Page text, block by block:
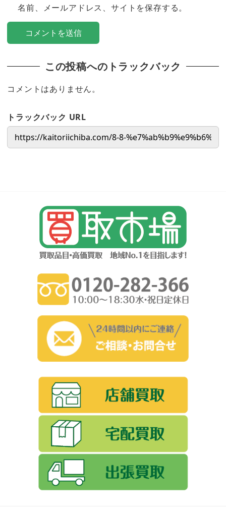
名前、メールアドレス、サイトを保存する。
この投稿へのトラックバック
コメントはありません。
トラックバック URL